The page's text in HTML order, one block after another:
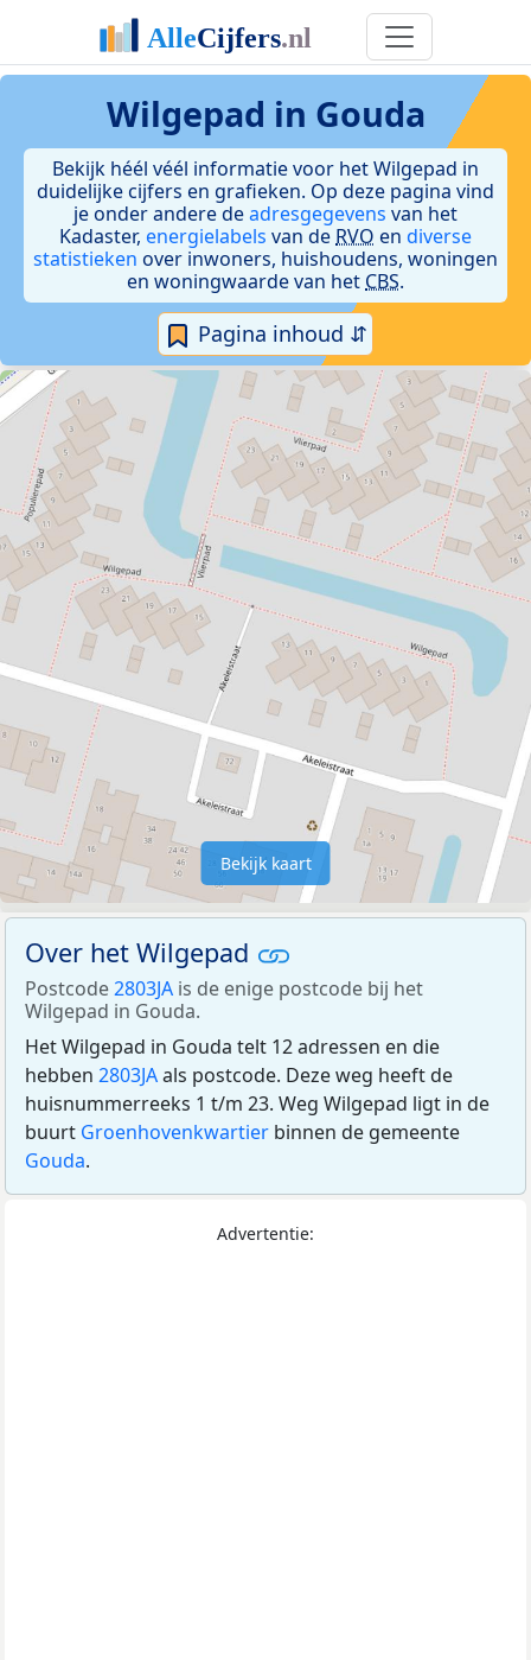
Wilgepad in Gouda
Bekijk héél véél informatie voor het Wilgepad in
duidelijke cijfers en grafieken. Op deze pagina vind
je onder andere deadresgegevens van het
Kadaster, energielabels van de RVO en diverse
statistieken over inwoners, huishoudens, woningen
en woningwaarde van het CBS.
Pagina inhoud ⇵
Bekijk kaart
Over het Wilgepad
Postcode2803JA is de enige postcode bij het
Wilgepad in Gouda.
Het Wilgepad in Gouda telt 12 adressen en die
hebben 2803JAals postcode. Deze weg heeft de
huisnummerreeks 1 t/m 23. Weg Wilgepad ligt in de
buurt Groenhovenkwartier binnen de gemeente
Gouda.
Advertentie: